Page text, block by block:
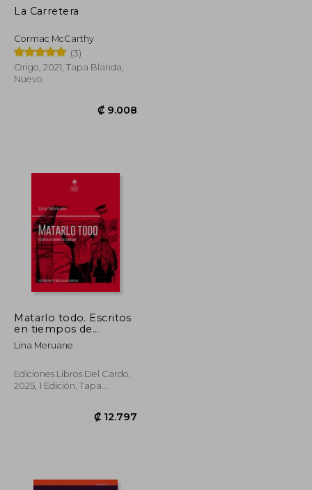
₡ 13.734
La Carretera
Cormac McCarthy
(3)
Origo, 2021, Tapa Blanda,
Nuevo
Matarlo todo. Escritos
en tiempos de
genocidio (libro
ilustrado por Raúl
Lina Meruane
Ediciones Libros Del Cardo,
2025, 1 Edición, Tapa